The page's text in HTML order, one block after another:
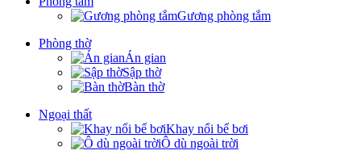
Gương phòng tắm
Phòng thờ
Án gian
Sập thờ
Bàn thờ
Ngoại thất
Khay nổi bể bơi
Ô dù ngoài trời